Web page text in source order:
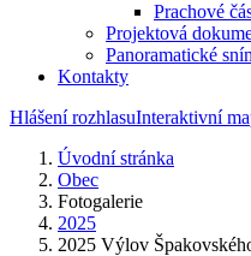
Prachové
Projektová
Panoramatické
Kontakty
Hlášení rozhlasuInteraktivní
Úvodní stránka
Obec
Fotogalerie
2025
2025 Výlov